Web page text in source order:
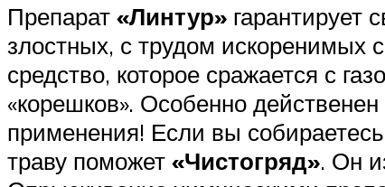
Препарат «Линтур» гарантирует
злостных, с трудом искоренимых
средство, которое сражается с
«корешков». Особенно
применения! Если вы
траву поможет «Чистогряд». Он